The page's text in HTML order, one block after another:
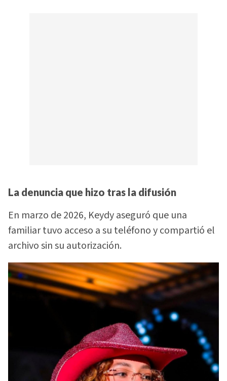
La denuncia que hizo tras la difusión
En marzo de 2026, Keydy aseguró que una
familiar tuvo acceso a su teléfono y compartió el
archivo sin su autorización.